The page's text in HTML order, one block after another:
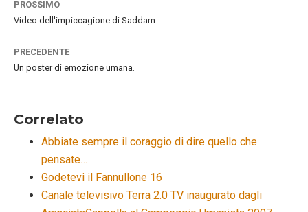
PROSSIMO
Video dell'impiccagione di Saddam
PRECEDENTE
Un poster di emozione umana.
Correlato
Abbiate sempre il coraggio di dire quello che
pensate…
Godetevi il Fannullone 16
Canale televisivo Terra 2.0 TV inaugurato dagli